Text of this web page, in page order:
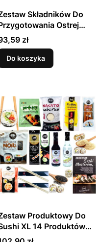
Składników Do
Ostrej
Zupy
Krewetkowej TOM YUM
10 Produktów
zł
Do koszyka
Produktowy Do
XL 14 Produktów
Na Prezent